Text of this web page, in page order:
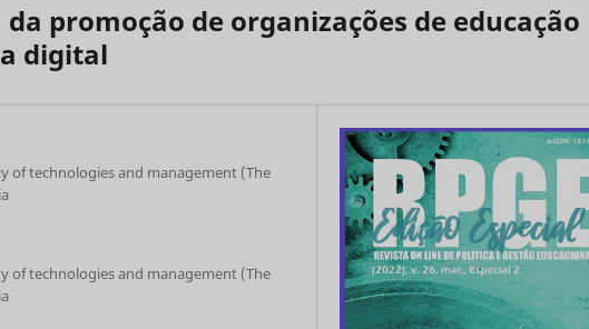
promoção de organizações de educação
digital
of technologies and management (The
of technologies and management (The